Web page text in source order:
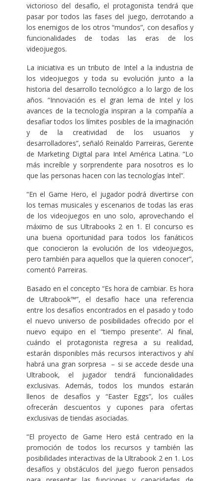
victorioso del desafío, el protagonista tendrá que
pasar por todos las fases del juego, derrotando a
los enemigos de los otros “mundos”, con desafíos y
funcionalidades de todas las eras de los
videojuegos.
La iniciativa es un tributo de Intel a la industria de
los videojuegos y toda su evolución junto a la
historia del desarrollo tecnológico a lo largo de los
años. “Innovación es el gran lema de Intel y los
avances de la tecnología inspiran a la compañía a
desafiar todos los límites posibles de la imaginación
y de la creatividad de los usuarios y
desarrolladores”, señaló Reinaldo Parreiras, Gerente
de Marketing Digital para Intel América Latina. “Lo
más increíble y sorprendente para nosotros es lo
que las personas hacen con las tecnologías Intel”.
“En el Game Hero, el jugador podrá divertirse con
los temas musicales y escenarios de todas las eras
de los videojuegos en uno solo, aprovechando el
máximo de sus Ultrabooks 2 en 1. El concurso es
una buena oportunidad para todos los fanáticos
que conocieron la evolución de los videojuegos,
pero también para aquellos que la quieren conocer”,
comentó Parreiras.
Basado en el concepto “Es hora de cambiar. Es hora
de Ultrabook™”, el desafío hace una referencia
entre los desafíos encontrados en el pasado y todo
el nuevo universo de posibilidades ofrecido por el
nuevo equipo en el “tiempo presente”. Al final,
cuándo el protagonista regresa a su realidad,
estarán disponibles más recursos interactivos y ahí
habrá una gran sorpresa – si se accede desde una
Ultrabook, el jugador tendrá funcionalidades
exclusivas. Además, todos los mundos estarán
llenos de desafíos y “Easter Eggs”, los cuáles
ofrecerán descuentos y cupones para ofertas
exclusivas de tiendas asociadas.
“El proyecto de Game Hero está centrado en la
promoción de todos los recursos y también las
posibilidades interactivas de la Ultrabook 2 en 1. Los
desafíos y obstáculos del juego fueron pensados